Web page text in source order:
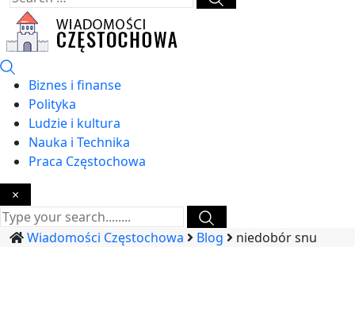
Biznes i finanse
Polityka
Ludzie i kultura
Nauka i Technika
Praca Częstochowa
×
Wiadomości Częstochowa Blog niedobór snu